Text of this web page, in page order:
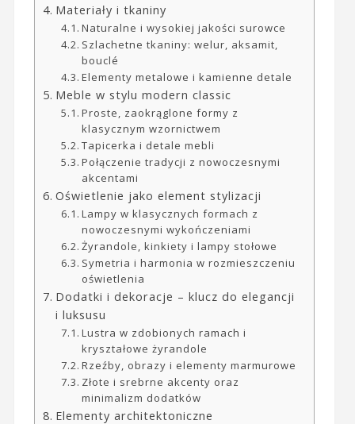
Materiały i tkaniny
Naturalne i wysokiej jakości surowce
Szlachetne tkaniny: welur, aksamit,
bouclé
Elementy metalowe i kamienne detale
Meble w stylu modern classic
Proste, zaokrąglone formy z
klasycznym wzornictwem
Tapicerka i detale mebli
Połączenie tradycji z nowoczesnymi
akcentami
Oświetlenie jako element stylizacji
Lampy w klasycznych formach z
nowoczesnymi wykończeniami
Żyrandole, kinkiety i lampy stołowe
Symetria i harmonia w rozmieszczeniu
oświetlenia
Dodatki i dekoracje – klucz do elegancji
i luksusu
Lustra w zdobionych ramach i
kryształowe żyrandole
Rzeźby, obrazy i elementy marmurowe
Złote i srebrne akcenty oraz
minimalizm dodatków
Elementy architektoniczne